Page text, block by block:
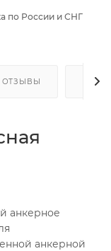
по России и СНГ
ОТЗЫВЫ КАК
анкерное
анкерной